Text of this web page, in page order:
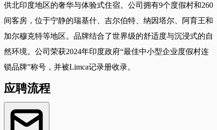
供北印度地区的奢华与体验式住宿。公司拥有9个度假村和260
间客房，位于宁静的瑞基什、吉尔伯特、纳因塔尔、阿育王和
加尔穆克特等地区。品牌结合了世界级的舒适度与沉浸式的自
然环境。公司荣获2024年印度政府“最佳中小型企业度假村连
锁品牌”称号，并被Limca记录册收录。
应聘流程